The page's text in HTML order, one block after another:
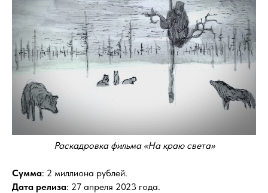
Раскадровка фильма «На краю света»
Сумма: 2 миллиона рублей.
Дата релиза: 27 апреля 2023 года.